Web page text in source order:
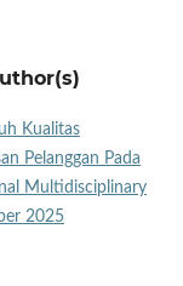
Kualitas
Pelanggan Pada
Multidisciplinary
2025